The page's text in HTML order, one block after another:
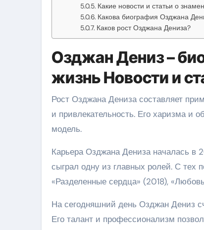
Какие новости и статьи о
Какова биография Озджана
Каков рост Озджана Дениза?
Озджан Дениз –
жизнь Новости и
Рост Озджана Дениза составляет
и привлекательность. Его харизма и
модель.
Карьера Озджана Дениза началась в
сыграл одну из главных ролей. С тех
«Разделенные сердца» (2018),
На сегодняшний день Озджан Дениз
Его талант и профессионализм